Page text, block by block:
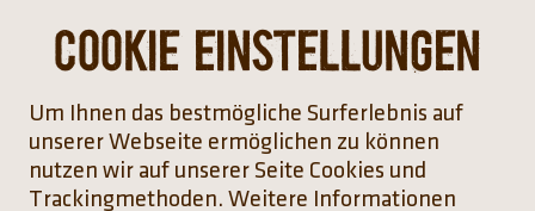
Startseite
Newsdetailseite
Cookie Einstellungen
Um Ihnen das bestmögliche Surferlebnis auf
unserer Webseite ermöglichen zu können
nutzen wir auf unserer Seite Cookies und
Trackingmethoden. Weitere Informationen